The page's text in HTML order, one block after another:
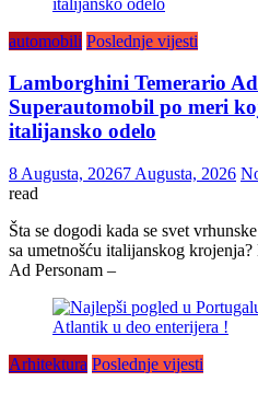
automobili Poslednje vijesti
Lamborghini Temerario
Superautomobil po meri
italijansko odelo
8 Augusta, 20267 Augusta, 2026
read
Šta se dogodi kada se svet
sa umetnošću italijanskog
Ad Personam –
Arhitektura Poslednje vijesti